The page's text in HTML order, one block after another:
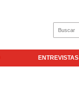
ENTREVISTAS